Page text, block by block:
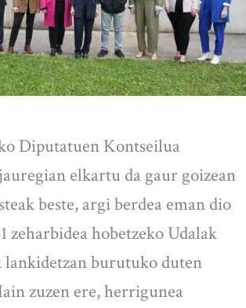
Diputatuen Kontseilua
elkartu da gaur goizean
beste, argi berdea eman dio
zeharbidea hobetzeko Udalak
lankidetzan burutuko duten
zuzen ere, herrigunea